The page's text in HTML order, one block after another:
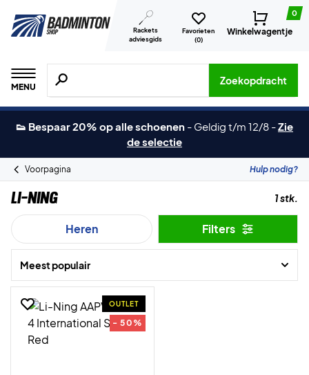
Rackets
adviesgids
Favorieten
(0)
0
Winkelwagentje
MENU
Zoeken naar producten, merken etc.
Zoekopdracht
👟 Bespaar 20% op alle schoenen - Geldig t/m 12/8 -Zie
de selectie
Voorpagina Hulp nodig?
Li-Ning 1 stk.
Heren Filters
Meest populair
OUTLET
- 50%